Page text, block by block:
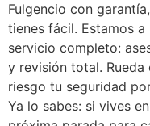
Fulgencio con
tienes fácil. Estamos
servicio completo:
y revisión total.
riesgo tu seguridad
Ya lo sabes: si vives